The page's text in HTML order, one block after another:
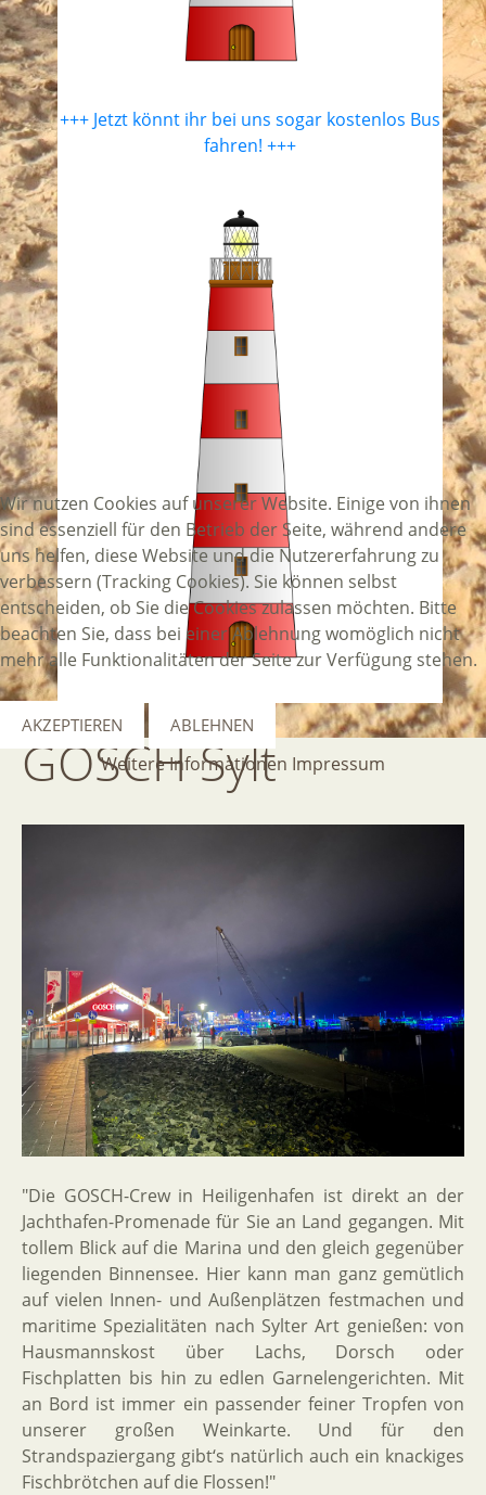
+++ Jetzt könnt ihr bei uns sogar kostenlos Bus
fahren! +++
GOSCHSylt
"Die GOSCH-Crew in Heiligenhafen ist direkt an der
Jachthafen-Promenade für Sie an Land gegangen. Mit
tollem Blick auf die Marina und den gleich gegenüber
liegenden Binnensee. Hier kann man ganz gemütlich
auf vielen Innen- und Außenplätzen festmachen und
maritime Spezialitäten nach Sylter Art genießen: von
Hausmannskost über Lachs, Dorsch oder
Fischplatten bis hin zu edlen Garnelengerichten. Mit
an Bord ist immer ein passender feiner Tropfen von
unserer großen Weinkarte. Und für den
Strandspaziergang gibt‘s natürlich auch ein knackiges
Fischbrötchen auf die Flossen!"
Wir nutzen Cookies auf unserer Website. Einige von ihnen
sind essenziell für den Betrieb der Seite, während andere
uns helfen, diese Website und die Nutzererfahrung zu
verbessern (Tracking Cookies). Sie können selbst
entscheiden, ob Sie die Cookies zulassen möchten. Bitte
beachten Sie, dass bei einer Ablehnung womöglich nicht
mehr alle Funktionalitäten der Seite zur Verfügung stehen.
AKZEPTIEREN ABLEHNEN
Weitere Informationen Impressum